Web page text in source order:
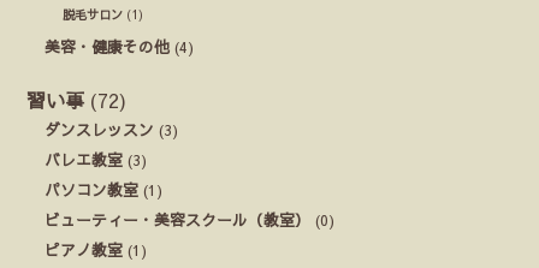
脱毛サロン (1)
美容・健康その他 (4)
習い事 (72)
ダンスレッスン (3)
バレエ教室 (3)
パソコン教室 (1)
ビューティー・美容スクール（教室）
(0)
ピアノ教室 (1)